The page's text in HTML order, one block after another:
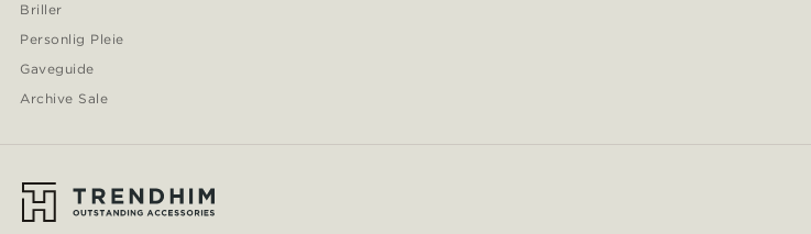
Briller
Personlig Pleie
Gaveguide
Archive Sale